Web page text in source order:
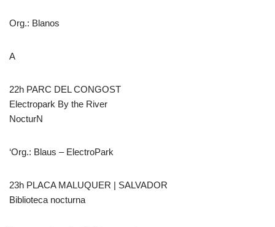
Org.: Blanos
A
22h PARC DEL CONGOST
Electropark By the River
NocturN
‘Org.: Blaus – ElectroPark
23h PLACA MALUQUER | SALVADOR
Biblioteca nocturna